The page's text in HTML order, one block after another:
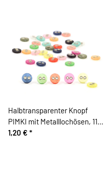
Halbtransparenter Knopf
PIMKI mit Metalllochösen, 11
mm, Union Knopf
1,20 € *